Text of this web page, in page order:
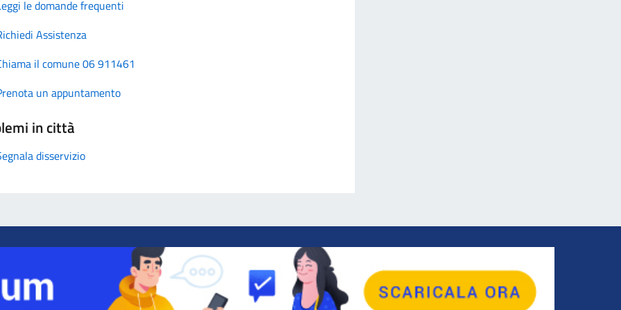
le domande frequenti
Assistenza
il comune 06 911461
un appuntamento
in città
disservizio